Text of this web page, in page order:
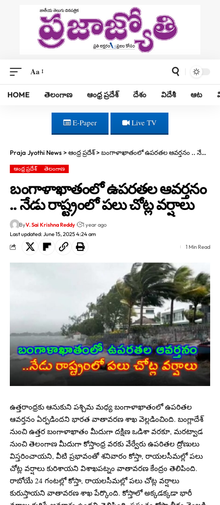
Aa
HOME తెలంగాణ ఆంధ్ర ప్రదేశ్ దేశం విదేశీ ఆట
E-Paper Live TV
Praja Jyothi News>ఆంధ్ర ప్రదేశ్>బంగాళాఖాతంలో ఉపరతల ఆవర్తనం .. నేడు రాష్ట్రంలో పలు చోట్ల వర్షాలు
ఆంధ్ర ప్రదేశ్ తెలంగాణ
బంగాళాఖాతంలో ఉపరతల ఆవర్తనం
.. నేడు రాష్ట్రంలో పలు చోట్ల వర్షాలు
Last updated: June 15, 2025 4:24 am
ByV. Sai Krishna Reddy 1 year ago
1 Min Read
ఉత్తరాంధ్రకు ఆనుకుని పశ్చిమ మధ్య బంగాళాఖాతంలో ఉపరితల
ఆవర్తనం ఏర్పడిందని భారత వాతావరణ శాఖ వెల్లడించింది. బంగ్లాదేశ్
నుంచి ఉత్తర బంగాళాఖాతం మీదుగా దక్షిణ ఒడిశా వరకూ, మరట్వాడ
నుంచి తెలంగాణ మీదుగా కోస్తాంధ్ర వరకు వేర్వేరు ఉపరితల ద్రోణులు
విస్తరించాయని, వీటి ప్రభావంతో శనివారం కోస్తా, రాయలసీమల్లో పలు
చోట్ల వర్షాలు కురిశాయని విశాఖపట్నం వాతావరణ కేంద్రం తెలిపింది.
రాబోయే 24 గంటల్లో కోస్తా, రాయలసీమల్లో పలు చోట్ల వర్షాలు
కురుస్తాయని వాతావరణ శాఖ పేర్కొంది. కోస్తాలో అక్కడక్కడా భారీ